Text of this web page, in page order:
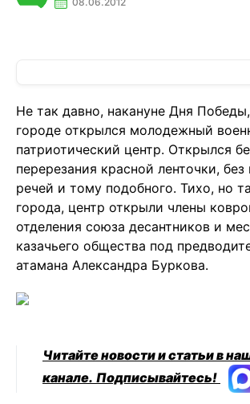
Не так давно, накануне Дня
городе открылся молодежный
патриотический центр. Открылся
перерезания красной ленточки, без
речей и тому подобного. Тихо, но
города, центр открыли члены
отделения союза десантников и
казачьего общества под
атамана Александра Буркова.
Читайте новости и статьи в
канале. Подписывайтесь!